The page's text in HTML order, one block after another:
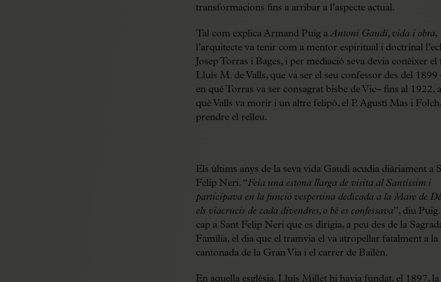
transformacions fins a arribar a l’aspecte actual.
Tal com explica Armand Puig aAntoni Gaudí, vida i obra,
l’arquitecte va tenir com a mentor espiritual i doctrinal
Josep Torras i Bages, i per mediació seva devia conèixer el
Lluís M. de Valls, que va ser el seu confessor des del 1899
en què Torras va ser consagrat bisbe de Vic– fins al 1922,
què Valls va morir i un altre felipó, el P. Agustí Mas i
prendre el relleu.
Els últims anys de la seva vida Gaudí acudia diàriament a
Felip Neri. “Feia una estona llarga de visita al Santíssim i
participava en la funció vespertina dedicada a la Mare de
els viacrucis de cada divendres, o bé es confessava”, diu
cap a Sant Felip Neri que es dirigia, a peu des de la
Família, el dia que el tramvia el va atropellar fatalment a la
cantonada de la Gran Via i el carrer de Bailèn.
En aquella església, Lluís Millet hi havia fundat, el 1897, la